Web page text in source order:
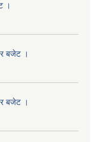
।
र बजेट ।
र बजेट ।